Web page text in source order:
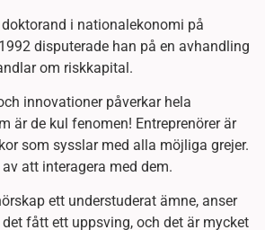
i nationalekonomi på
disputerade han på en avhandling
om riskkapital.
innovationer påverkar hela
är de kul fenomen! Entreprenörer är
som sysslar med alla möjliga grejer.
att interagera med dem.
ett understuderat ämne, anser
fått ett uppsving, och det är mycket